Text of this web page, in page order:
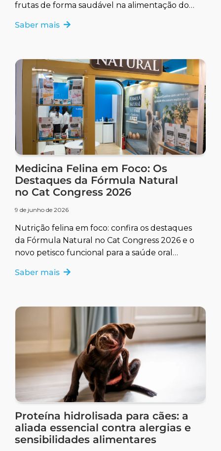
frutas de forma saudável na alimentação do
Saber mais
Medicina Felina em Foco: Os
Destaques da Fórmula Natural
no Cat Congress 2026
9 de junho de 2026
Nutrição felina em foco: confira os destaques
da Fórmula Natural no Cat Congress 2026 e o
novo petisco funcional para a saúde oral
Saber mais
Proteína hidrolisada para cães: a
aliada essencial contra alergias e
sensibilidades alimentares